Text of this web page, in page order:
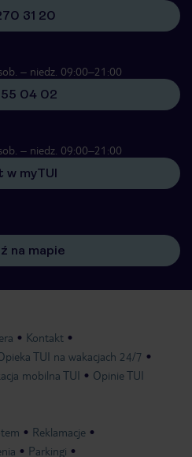
31 20
– niedz. 09:00–21:00
04 02
– niedz. 09:00–21:00
w myTUI
na mapie
Kontakt
TUI na wakacjach 24/7
mobilna TUI Opinie TUI
Reklamacje
Parkingi